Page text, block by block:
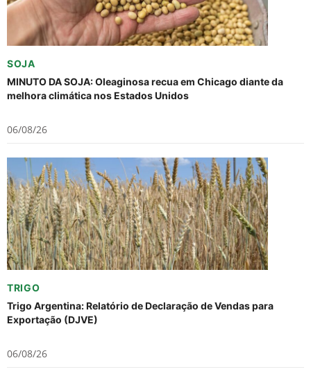
SOJA
MINUTO DA SOJA: Oleaginosa recua em Chicago diante da
melhora climática nos Estados Unidos
06/08/26
TRIGO
Trigo Argentina: Relatório de Declaração de Vendas para
Exportação (DJVE)
06/08/26